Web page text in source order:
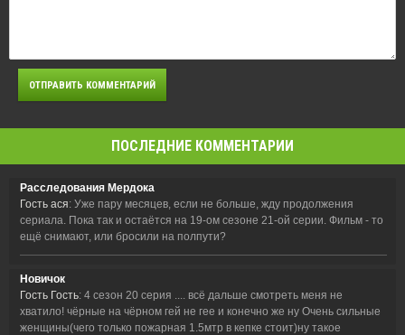
ПОСЛЕДНИЕ КОММЕНТАРИИ
Расследования Мердока
Гость ася: Уже пару месяцев, если не больше, жду продолжения
сериала. Пока так и остаётся на 19-ом сезоне 21-ой серии. Фильм - то
ещё снимают, или бросили на полпути?
Новичок
Гость Гость: 4 сезон 20 серия .... всё дальше смотреть меня не
хватило! чёрные на чёрном гей не гее и конечно же ну Очень сильные
женщины(чего только пожарная 1.5мтр в кепке стоит)ну такое